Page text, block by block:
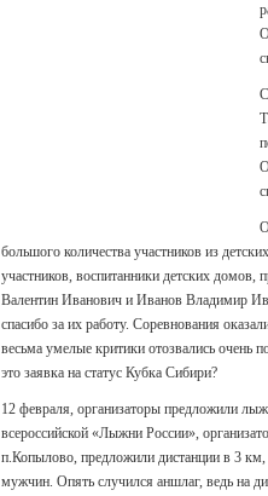
большого количества участников из
участников, воспитанники детских домов,
Валентин Иванович и Иванов Владимир
спасибо за их работу. Соревнования
весьма умелые критики отозвались очень
это заявка на статус Кубка Сибири?
12 февраля, организаторы предложили
всероссийской «Лыжни России»,
п.Копылово, предложили дистанции в 3
мужчин. Опять случился аншлаг, ведь на